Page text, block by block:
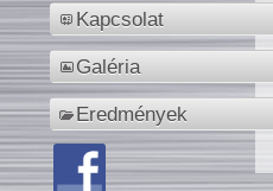
Kapcsolat
Galéria
Eredmények